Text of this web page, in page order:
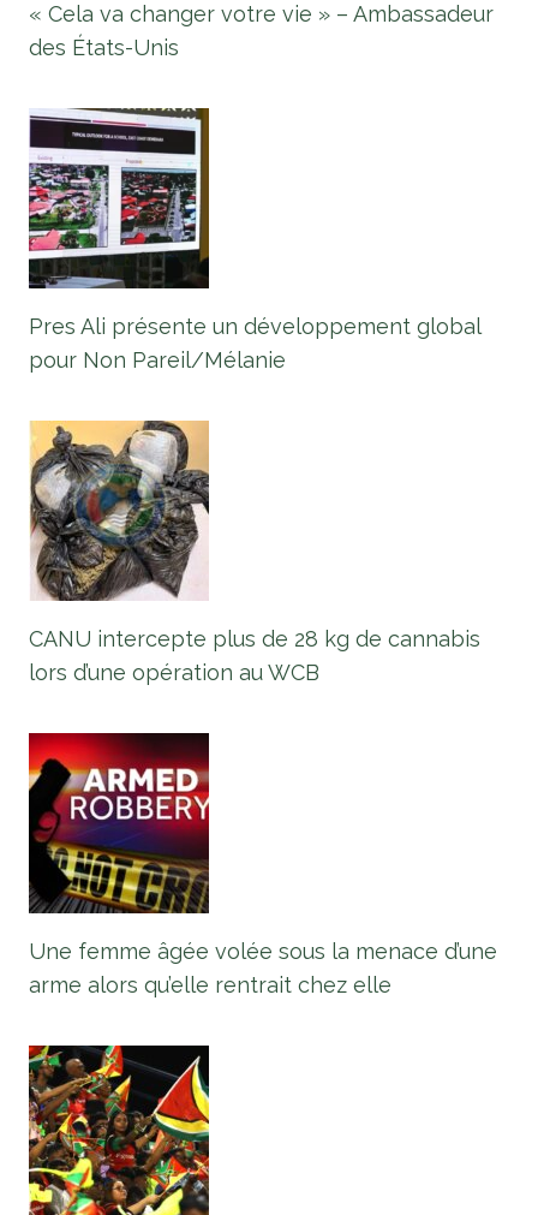
« Cela va changer votre vie » – Ambassadeur
des États-Unis
Pres Ali présente un développement global
pour Non Pareil/Mélanie
CANU intercepte plus de 28 kg de cannabis
lors d’une opération au WCB
Une femme âgée volée sous la menace d’une
arme alors qu’elle rentrait chez elle